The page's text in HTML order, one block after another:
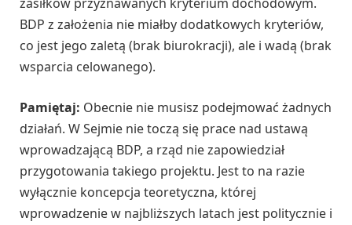
BDP z założenia nie miałby dodatkowych kryteriów,
co jest jego zaletą (brak biurokracji), ale i wadą (brak
wsparcia celowanego).
Pamiętaj: Obecnie nie musisz podejmować żadnych
działań. W Sejmie nie toczą się prace nad ustawą
wprowadzającą BDP, a rząd nie zapowiedział
przygotowania takiego projektu. Jest to na razie
wyłącznie koncepcja teoretyczna, której
wprowadzenie w najbliższych latach jest politycznie i